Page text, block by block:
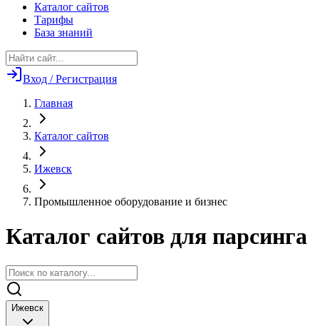
Каталог сайтов
Тарифы
База знаний
Вход / Регистрация
Главная
Каталог сайтов
Ижевск
Промышленное оборудование и бизнес
Каталог сайтов для
Ижевск